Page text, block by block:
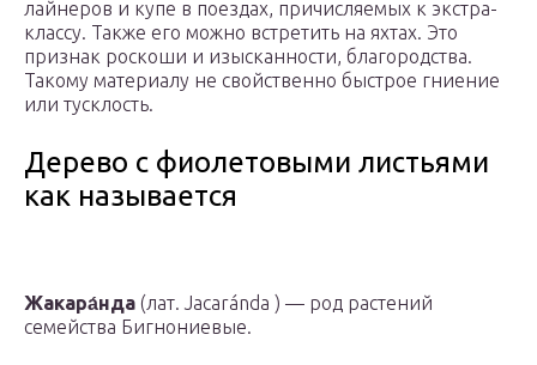
лайнеров и купе в поездах, причисляемых к экстра-
классу. Также его можно встретить на яхтах. Это
признак роскоши и изысканности, благородства.
Такому материалу не свойственно быстрое гниение
или тусклость.
Дерево с фиолетовыми листьями
как называется
Жакара́нда (лат. Jacaránda ) — род растений
семейства Бигнониевые.